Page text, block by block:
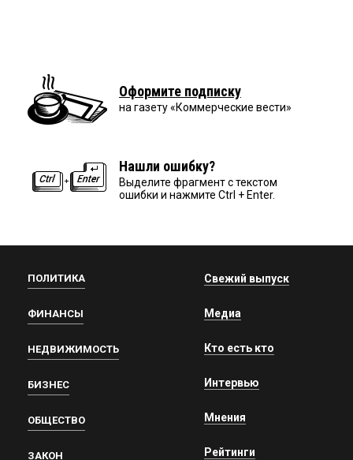
Оформите подписку
на газету «Коммерческие вести»
Нашли ошибку?
Выделите фрагмент с текстом
ошибки и нажмите Ctrl + Enter.
ПОЛИТИКА
ФИНАНСЫ
НЕДВИЖИМОСТЬ
БИЗНЕС
ОБЩЕСТВО
ЗАКОН
Свежий выпуск
Медиа
Кто есть кто
Интервью
Мнения
Рейтинги